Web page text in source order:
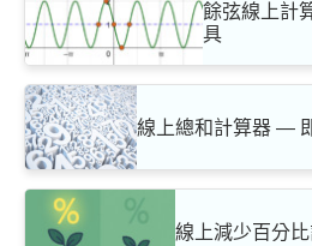
餘弦線上計
具
線上總和計算器 —
線上減少百分